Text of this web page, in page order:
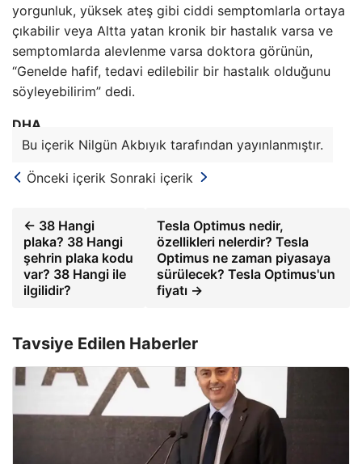
yorgunluk, yüksek ateş gibi ciddi semptomlarla ortaya
çıkabilir veya Altta yatan kronik bir hastalık varsa ve
semptomlarda alevlenme varsa doktora görünün,
“Genelde hafif, tedavi edilebilir bir hastalık olduğunu
söyleyebilirim” dedi.
DHA
Bu içerik Nilgün Akbıyık tarafından yayınlanmıştır.
Önceki içerik Sonraki içerik
← 38 Hangi
plaka? 38 Hangi
şehrin plaka kodu
var? 38 Hangi ile
ilgilidir?
Tesla Optimus nedir,
özellikleri nelerdir? Tesla
Optimus ne zaman piyasaya
sürülecek? Tesla Optimus'un
fiyatı →
Tavsiye Edilen Haberler